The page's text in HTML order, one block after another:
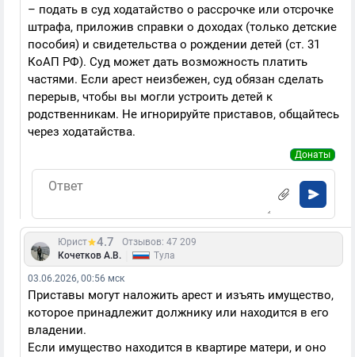
– подать в суд ходатайство о рассрочке или отсрочке
штрафа, приложив справки о доходах (только детские
пособия) и свидетельства о рождении детей (ст. 31
КоАП РФ). Суд может дать возможность платить
частями. Если арест неизбежен, суд обязан сделать
перерыв, чтобы вы могли устроить детей к
родственникам. Не игнорируйте приставов, общайтесь
через ходатайства.
Донаты
Юрист 4.7
Отзывов: 47 209
Кочетков А.В.
Тула
03.06.2026, 00:56 мск
Приставы могут наложить арест и изъять имущество,
которое принадлежит должнику или находится в его
владении.
Если имущество находится в квартире матери, и оно